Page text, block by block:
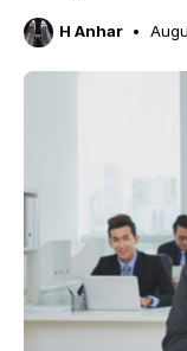
H Anhar